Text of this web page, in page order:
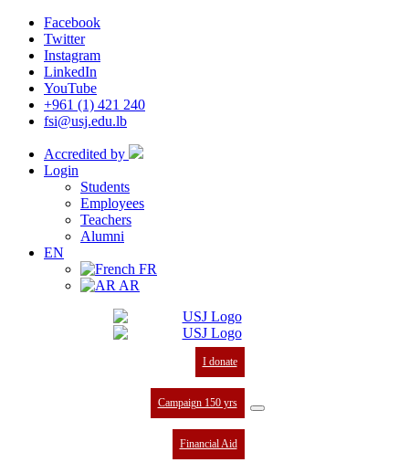
Facebook
Twitter
Instagram
LinkedIn
YouTube
+961 (1) 421 240
fsi@usj.edu.lb
Accredited by
Login
Students
Employees
Teachers
Alumni
EN
FR
AR
I donate
Campaign 150 yrs
Financial Aid